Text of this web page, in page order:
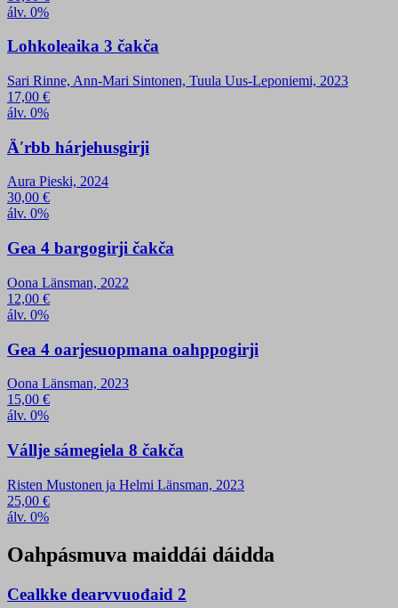
álv. 0%
Lohkoleaika 3 čakča
Sari Rinne, Ann-Mari Sintonen, Tuula Uus-Leponiemi, 2023
17,00 €
álv. 0%
Äʹrbb hárjehusgirji
Aura Pieski, 2024
30,00 €
álv. 0%
Gea 4 bargogirji čakča
Oona Länsman, 2022
12,00 €
álv. 0%
Gea 4 oarjesuopmana oahppogirji
Oona Länsman, 2023
15,00 €
álv. 0%
Vállje sámegiela 8 čakča
Risten Mustonen ja Helmi Länsman, 2023
25,00 €
álv. 0%
Oahpásmuva maiddái dáidda
Cealkke dearvvuođaid 2